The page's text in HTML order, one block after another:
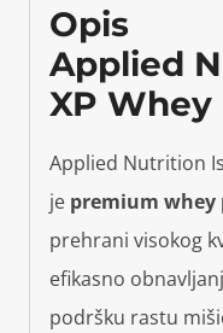
Opis
Applied
XP Whey
Applied Nutrition
je premium
prehrani visokog
efikasno
podršku rastu